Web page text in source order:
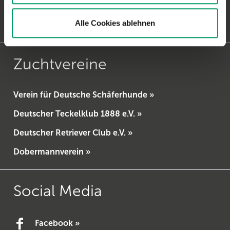
Alle Cookies ablehnen
Vertrag widerrufen
Zuchtvereine
Verein für Deutsche Schäferhunde »
Deutscher Teckelklub 1888 e.V. »
Deutscher Retriever Club e.V. »
Dobermannverein »
Social Media
Facebook »